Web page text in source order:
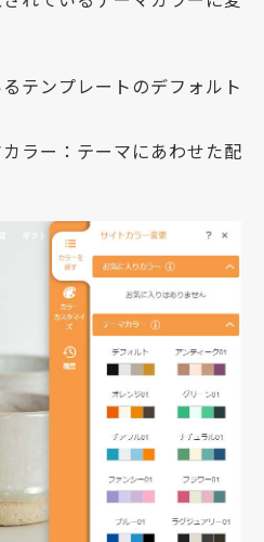
テンプレートのデフォルト
ラー：テーマにあわせた配